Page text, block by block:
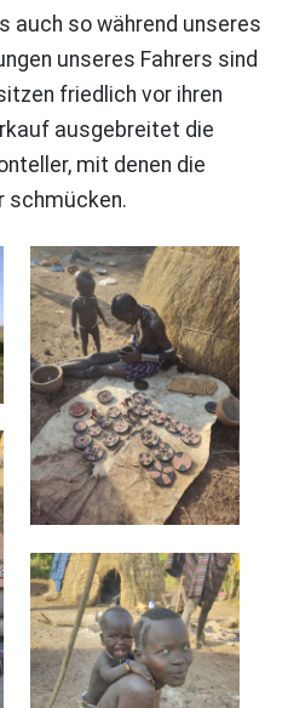
auch so während unseres
unseres Fahrers sind
friedlich vor ihren
ausgebreitet die
mit denen die
schmücken.